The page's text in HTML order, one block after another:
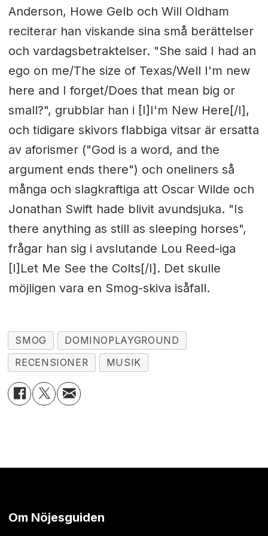
Anderson, Howe Gelb och Will Oldham
reciterar han viskande sina små berättelser
och vardagsbetraktelser. "She said I had an
ego on me/The size of Texas/Well I'm new
here and I forget/Does that mean big or
small?", grubblar han i [I]I'm New Here[/I],
och tidigare skivors flabbiga vitsar är ersatta
av aforismer ("God is a word, and the
argument ends there") och oneliners så
många och slagkraftiga att Oscar Wilde och
Jonathan Swift hade blivit avundsjuka. "Is
there anything as still as sleeping horses",
frågar han sig i avslutande Lou Reed-iga
[I]Let Me See the Colts[/I]. Det skulle
möjligen vara en Smog-skiva isåfall.
SMOG
DOMINOPLAYGROUND
RECENSIONER
MUSIK
Om Nöjesguiden